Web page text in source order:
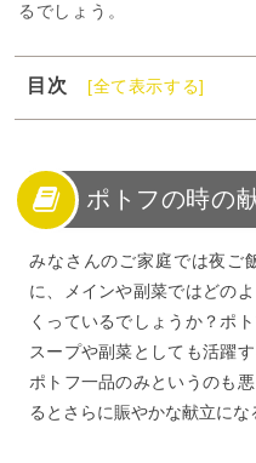
るでしょう。
目次
[全て表示する]
1
ポトフの時の献立が難
3
ポトフがメイン時に合
4
ポトフが副菜の時にお
5
ポトフに合う簡単な一
6
ポトフの献立例で美味
ポトフの時の
みなさんのご家庭では夜ご
に、メインや副菜ではどの
くっているでしょうか？ポ
スープや副菜としても活躍
ポトフ一品のみというのも
るとさらに賑やかな献立にな